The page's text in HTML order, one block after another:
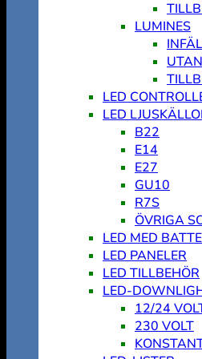
LUMINES
LED
LED
B22
E14
E27
GU10
R7S
ÖVRIGA
LED MED
LED PANELER
LED TILLBEHÖR
LED-
12/24
230 VOLT